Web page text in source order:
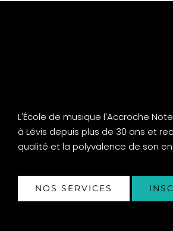
L'École de musique l'Accroche
à Lévis depuis plus de 30 ans et
qualité et la polyvalence de son
NOS SERVICES